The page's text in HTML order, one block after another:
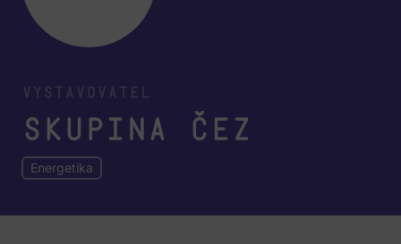
Vystavovatel
Skupina ČEZ
Energetika